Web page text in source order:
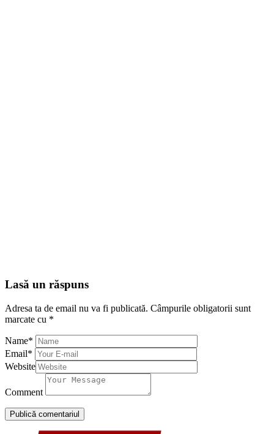
Lasă un răspuns
Adresa ta de email nu va fi publicată. Câmpurile obligatorii sunt
marcate cu *
Name*
Email*
Website
Comment